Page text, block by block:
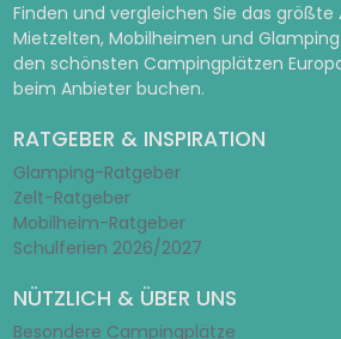
Finden und vergleichen Sie das größte
Mietzelten, Mobilheimen und
den schönsten Campingplätzen
beim Anbieter buchen.
RATGEBER & INSPIRATION
Glamping-Ratgeber
Zelt-Ratgeber
Mobilheim-Ratgeber
Schulferien 2026/2027
NÜTZLICH & ÜBER UNS
Besondere Campingplätze